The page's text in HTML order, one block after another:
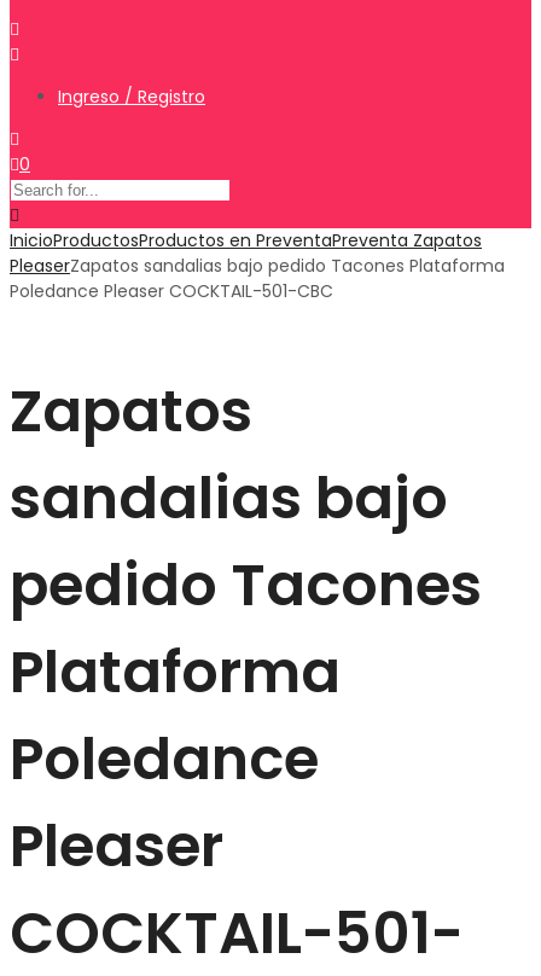
Ingreso / Registro
0
InicioProductosProductos en PreventaPreventa Zapatos
PleaserZapatos sandalias bajo pedido Tacones Plataforma
Poledance Pleaser COCKTAIL-501-CBC
Zapatos
sandalias bajo
pedido Tacones
Plataforma
Poledance
Pleaser
COCKTAIL-501-